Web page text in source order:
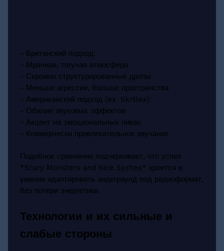
- Британский подход:
- Мрачная, тягучая атмосфера
- Скромно структурированные дропы
- Меньше агрессии, больше пространства
- Американский подход (ex. Skrillex):
- Обилие звуковых эффектов
- Акцент на эмоциональных пиках
- Коммерчески привлекательное звучание
Подобное сравнение подчеркивает, что успех
*Scary Monsters and Nice Sprites* кроется в
умении адаптировать андеграунд под радиоформат,
без потери энергетики.
Технологии и их сильные и
слабые стороны